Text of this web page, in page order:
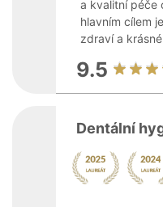
a kvalitní péče
hlavním cílem
zdraví a
9.5
Dentální